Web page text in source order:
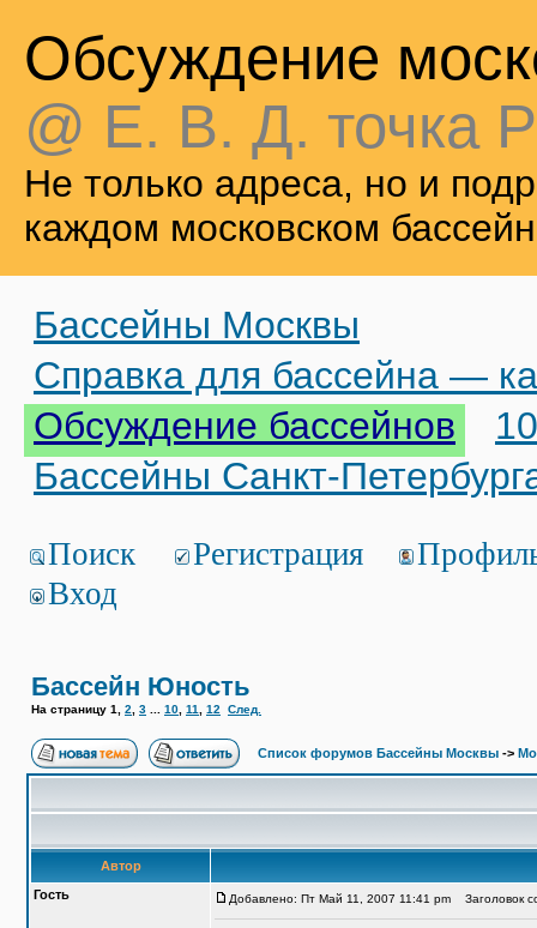
Обсуждение
@ Е. В. Д. точка
Не только адреса, но и
каждом московском
Бассейны Москвы
Справка для бассейна —
Обсуждение бассейнов
Бассейны Санкт-
Поиск Регистрация
Вход
Бассейн Юность
На страницу 1 2 3 10 11 12 След.
Список форумов Бассейны Москвы ->
Автор
Гость
Добавлено: Пт Май 11, 2007 11:41 pm Заголовок